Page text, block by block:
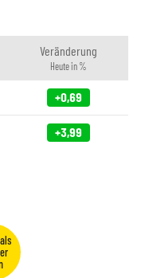
Veränderung
Heute in %
+0,69
+3,99